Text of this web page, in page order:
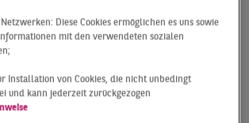
vielleicht das BNPPRE-Retail-Cockpit
zu unterstreichen oder auch
lassen sich durch das Cockpit
7 A-Städten anhand der vier
Spitzenmiete,
und Vermietungsdynamik (nach
Diese Cookies ermöglichen es uns sowie
mit den verwendeten sozialen
Installation von Cookies, die nicht unbedingt
und kann jederzeit zurückgezogen